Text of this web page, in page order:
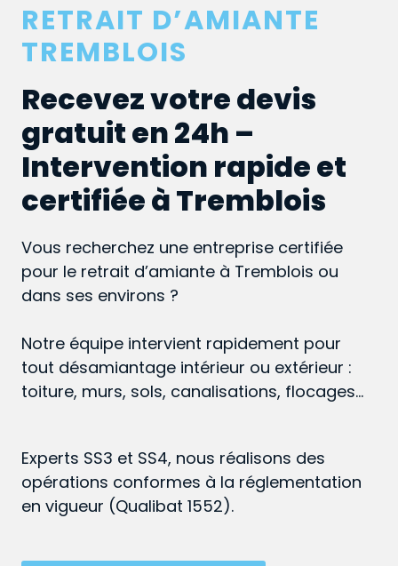
RETRAIT D’AMIANTE
TREMBLOIS
Recevez votre devis
gratuit en 24h –
Intervention rapide et
certifiée à Tremblois
Vous recherchez une entreprise certifiée
pour le retrait d’amiante à Tremblois ou
dans ses environs ?
Notre équipe intervient rapidement pour
tout désamiantage intérieur ou extérieur :
toiture, murs, sols, canalisations, flocages…
Experts SS3 et SS4, nous réalisons des
opérations conformes à la réglementation
en vigueur (Qualibat 1552).